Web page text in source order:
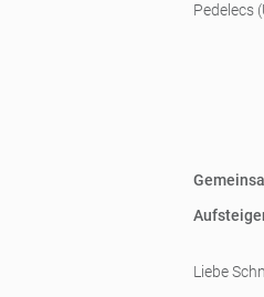
Pedelecs
Liebe